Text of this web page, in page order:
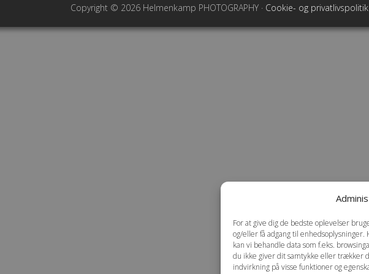
For at give dig de bedste oplevelser
og/eller få adgang til
kan vi behandle data som f.eks.
du ikke giver dit samtykke eller trækker
indvirkning på visse funktioner og
Copyright © 2026 Helmenkamp PHOTOGRAPHY · Cookie- og privatlivspolitik